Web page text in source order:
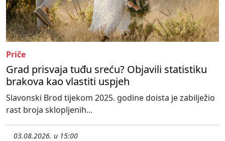
Priče
Grad prisvaja tuđu sreću? Objavili statistiku
brakova kao vlastiti uspjeh
Slavonski Brod tijekom 2025. godine doista je zabilježio
rast broja sklopljenih...
03.08.2026. u 15:00